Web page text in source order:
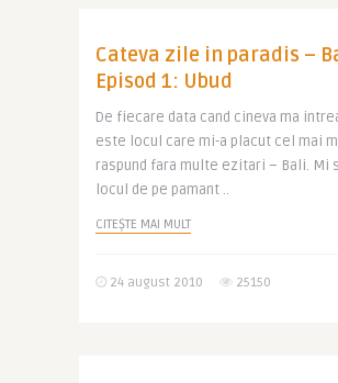
Cateva zile in paradis –
Episod 1: Ubud
De fiecare data cand cineva ma
este locul care mi-a placut cel mai
raspund fara multe ezitari – Bali. Mi
locul de pe pamant ..
CITEȘTE MAI MULT
24 august 2010 25150